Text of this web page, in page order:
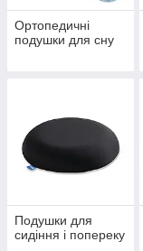
Ортопедичні
подушки для сну
Подушки для
сидіння і попереку